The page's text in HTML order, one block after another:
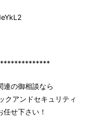
連の御相談なら
クアンドセキュリティ
せ下さい！